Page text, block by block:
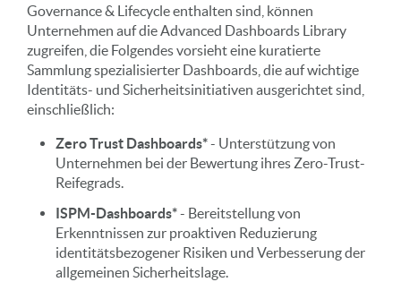
Governance & Lifecycle enthalten sind, können
Unternehmen auf die Advanced Dashboards Library
zugreifen die Folgendes vorsiehteine kuratierte
Sammlung spezialisierter Dashboards, die auf wichtige
Identitäts- und Sicherheitsinitiativen ausgerichtet sind
einschließlich:
Zero Trust Dashboards*- Unterstützung von
Unternehmen bei der Bewertung ihres Zero-Trust-
Reifegrads.
ISPM-Dashboards*- Bereitstellung von
Erkenntnissen zur proaktiven Reduzierung
identitätsbezogener Risiken und Verbesserung der
allgemeinen Sicherheitslage.